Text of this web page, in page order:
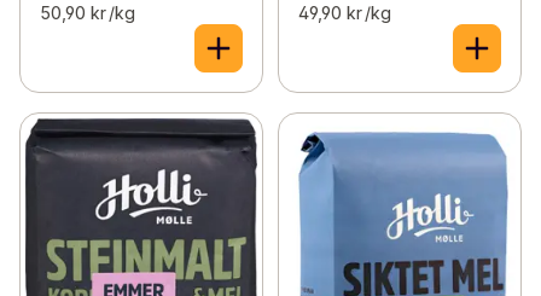
50,90 kr /kg 49,90 kr /kg